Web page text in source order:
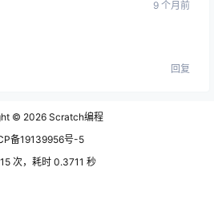
9 个月前
回复
© 2026 Scratch编程
备19139956号-5
次，耗时 0.3711 秒